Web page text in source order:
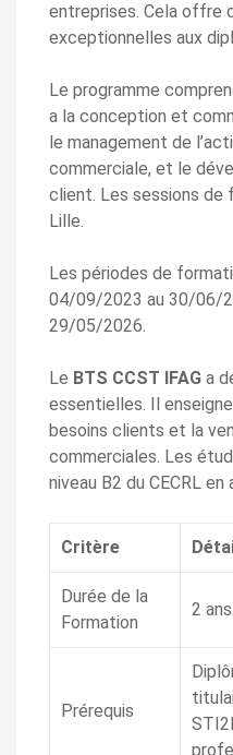
entreprises. Cela offre
exceptionnelles aux
Le programme
a la conception et
le management de
commerciale, et le
client. Les sessions de
Lille.
Les périodes de
04/09/2023 au 30/06/
29/05/2026.
Le BTS CCST IFAG a
essentielles. Il
besoins clients et la
commerciales. Les
niveau B2 du CECRL en
Critère
Durée de la
Formation
2 ans
Prérequis